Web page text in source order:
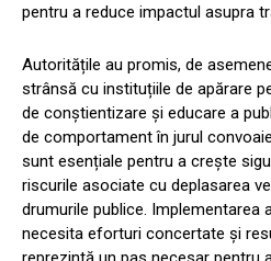
pentru a reduce impactul asupra
Autoritățile au promis, de
strânsă cu instituțiile de apărare
de conștientizare și educare a
de comportament în jurul
sunt esențiale pentru a crește
riscurile asociate cu deplasarea
drumurile publice. Implementarea
necesita eforturi concertate și